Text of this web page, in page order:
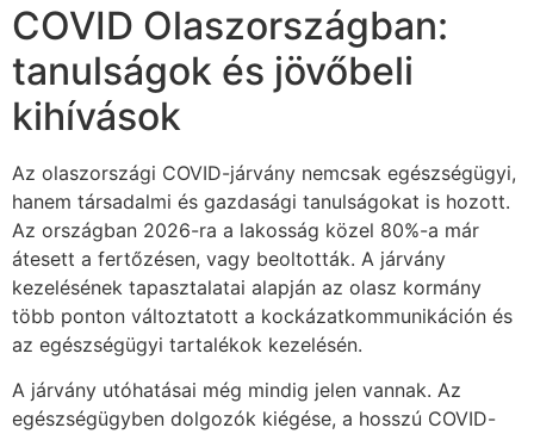
COVID Olaszországban:
tanulságok és jövőbeli
kihívások
Az olaszországi COVID-járvány nemcsak egészségügyi,
hanem társadalmi és gazdasági tanulságokat is hozott.
Az országban 2026-ra a lakosság közel 80%-a már
átesett a fertőzésen, vagy beoltották. A járvány
kezelésének tapasztalatai alapján az olasz kormány
több ponton változtatott a kockázatkommunikáción és
az egészségügyi tartalékok kezelésén.
A járvány utóhatásai még mindig jelen vannak. Az
egészségügyben dolgozók kiégése, a hosszú COVID-